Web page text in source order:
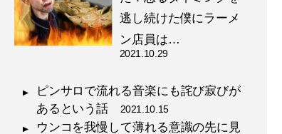
逃し続けた僕にラーメ
ン店員は…
2021.10.29
ピンサロで流れる音楽にも詫び寂びが
あるという話 2021.10.15
ウンコを我慢して薄れる意識の先に見